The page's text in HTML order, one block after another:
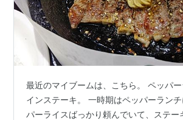
最近のマイブームは、こちら。 ペッパ
インステーキ。 一時期はペッパーラン
パーライスばっかり頼んでいて、ステー